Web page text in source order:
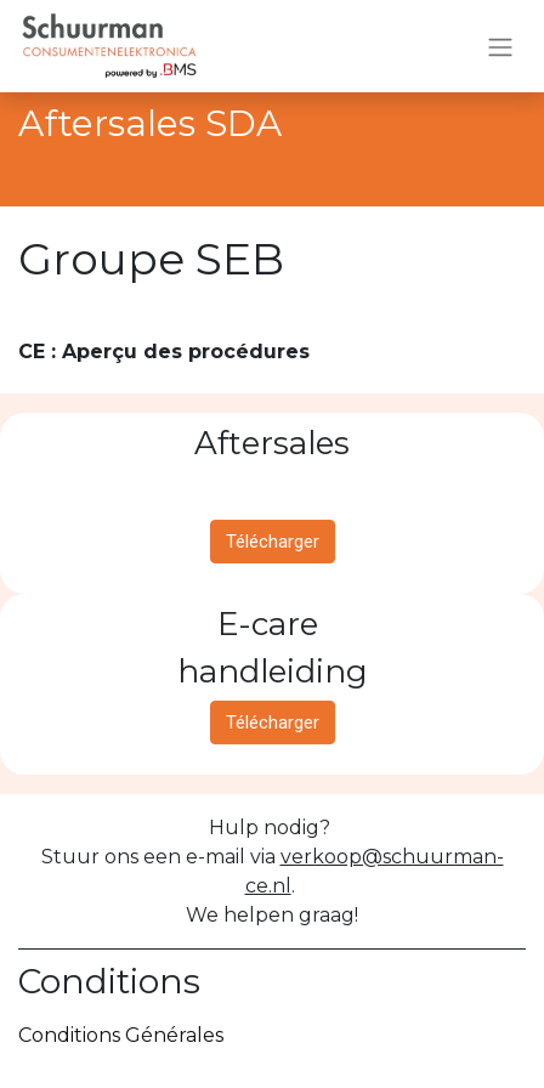
Aftersales SDA
Groupe SEB
CE : Aperçu des procédures
Aftersales
Télécharger
E-care
handleiding
Télécharger
Hulp nodig?
Stuur ons een e-mail via verkoop@schuurman-
ce.nl .
We helpen graag!
Conditions
Conditions Générales